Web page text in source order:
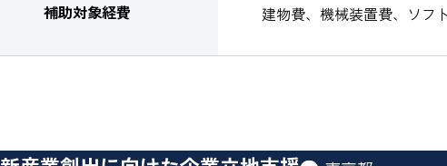
補助対象経費 建物費、機械装置費、ソフ